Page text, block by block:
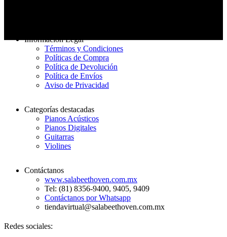
Información Legal
Términos y Condiciones
Políticas de Compra
Política de Devolución
Política de Envíos
Aviso de Privacidad
Categorías destacadas
Pianos Acústicos
Pianos Digitales
Guitarras
Violines
Contáctanos
www.salabeethoven.com.mx
Tel: (81) 8356-9400, 9405, 9409
Contáctanos por Whatsapp
tiendavirtual@salabeethoven.com.mx
Redes sociales: